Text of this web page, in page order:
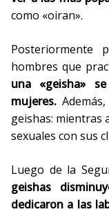
como «oiran».
Posteriormente
hombres que
una «geisha»
mujeres.
geishas: mientras
sexuales con sus
Luego de la
geishas
dedicaron a las